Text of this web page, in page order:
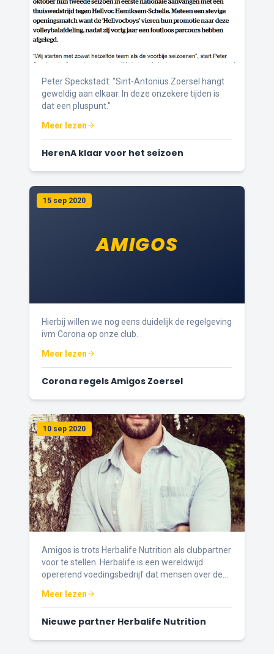
Peter Speckstadt: "Sint-Antonius Zoersel hangt
geweldig aan elkaar. In deze onzekere tijden is
dat een pluspunt."
Meer lezen
HerenA klaar voor het seizoen
AMIGOS
15 sep 2020
Hierbij willen we nog eens duidelijk de regelgeving
ivm Corona op onze club.
Meer lezen
Corona regels Amigos Zoersel
10 sep 2020
Amigos is trots Herbalife Nutrition als clubpartner
voor te stellen. Herbalife is een wereldwijd
opererend voedingsbedrijf dat mensen over de
levensstijl te leiden.
Meer lezen
Nieuwe partner Herbalife Nutrition